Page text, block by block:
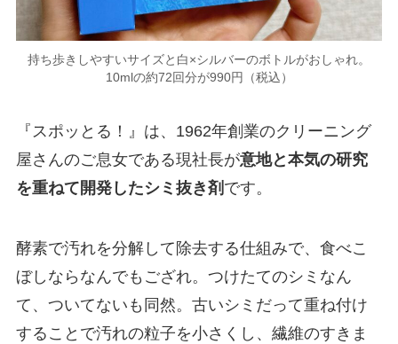
持ち歩きしやすいサイズと白×シルバーのボトルがおしゃれ。
10mlの約72回分が990円（税込）
『スポッとる！』は、1962年創業のクリーニング
屋さんのご息女である現社長が意地と本気の研究
を重ねて開発したシミ抜き剤 です。
酵素で汚れを分解して除去する仕組みで、食べこ
ぼしならなんでもござれ。つけたてのシミなん
て、ついてないも同然。古いシミだって重ね付け
することで汚れの粒子を小さくし、繊維のすきま